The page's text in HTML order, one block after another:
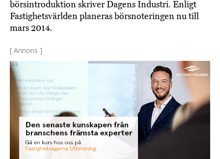
börsintroduktion skriver Dagens Industri. Enligt
Fastighetsvärlden planeras börsnoteringen nu till
mars 2014.
[ Annons ]